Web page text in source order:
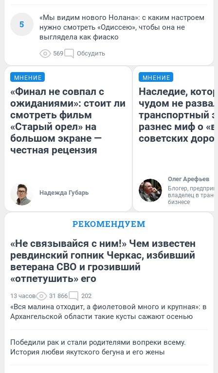
5
«Мы видим нового Нолана»: с каким настроем
нужно смотреть «Одиссею», чтобы она не
выглядела как фиаско
569 Обсудить
МНЕНИЕ
«Финал не совпал с
ожиданиями»: стоит ли
смотреть фильм
«Старый орел» на
большом экране —
честная рецензия
Надежда Губарь
МНЕНИЕ
Наследие,
чудом не
транспортный
разнес миф о
советских
Олег Арефьев
Блогер,
владелец в
бизнесе
РЕКОМЕНДУЕМ
«Не связывайся с ним!» Чем известен
ревдинский гопник Черкас, избивший
ветерана СВО и грозивший
«отпетушить» его
13 часов 31 866 202
«Вся малина отходит, а фиолетовой много и крупная»: в
Архангельской области такие кусты сажают осенью
Победили рак и стали родителями вопреки всему.
История любви якутского бегуна и его жены